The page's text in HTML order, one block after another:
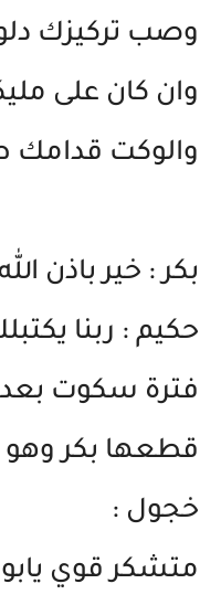
وصب تركيزك
وان كان على
والوكت قدامك
بكر : خير باذن
حكيم : ربنا
فترة سكوت
قطعها بكر وهو
خجول :
متشكر قوي